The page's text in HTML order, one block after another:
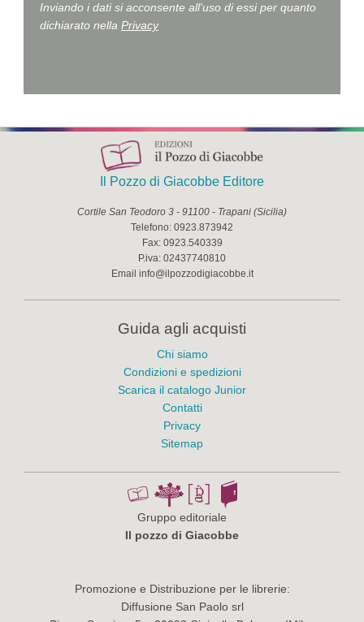
Inviando i dati si acconsente all'uso di essi per quanto
dichiarato nellaPrivacy
Il Pozzo di Giacobbe Editore
Cortile San Teodoro 3 - 91100 - Trapani (Sicilia)
Telefono: 0923.873942
Fax: 0923.540339
P.iva: 02437740810
Email info@ilpozzodigiacobbe.it
Guida agli acquisti
Chi siamo
Condizioni e spedizioni
Scarica il catalogo Junior
Contatti
Privacy
Sitemap
Gruppo editoriale
Il pozzo di Giacobbe
Promozione e Distribuzione per le librerie:
Diffusione San Paolo srl